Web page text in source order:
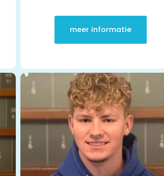
meer informatie